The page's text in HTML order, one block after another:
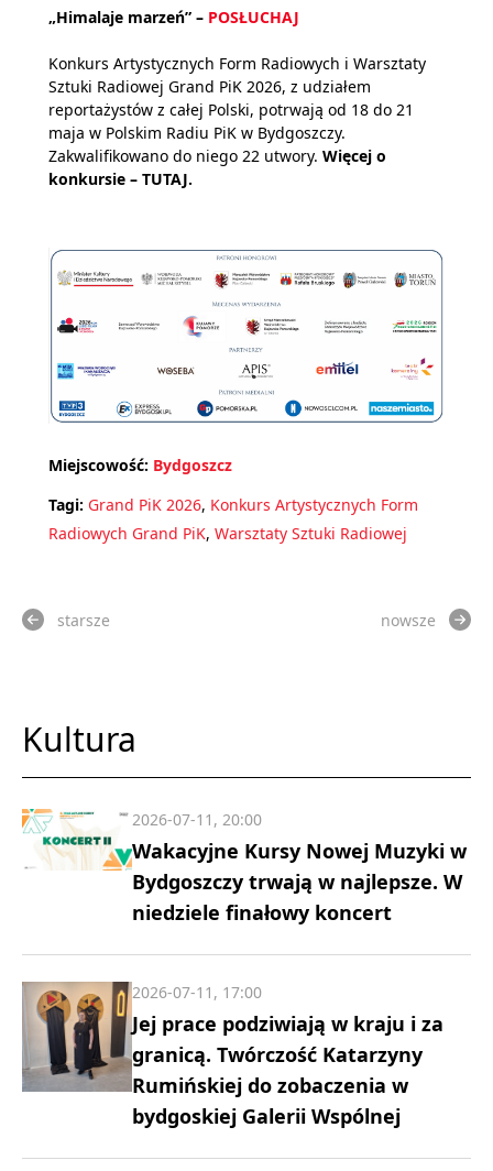
„Himalaje marzeń” – POSŁUCHAJ
Konkurs Artystycznych Form Radiowych i Warsztaty
Sztuki Radiowej Grand PiK 2026, z udziałem
reportażystów z całej Polski, potrwają od 18 do 21
maja w Polskim Radiu PiK w Bydgoszczy.
Zakwalifikowano do niego 22 utwory. Więcej o
konkursie – TUTAJ.
Miejscowość: Bydgoszcz
Tagi: Grand PiK 2026, Konkurs Artystycznych Form
Radiowych Grand PiK, Warsztaty Sztuki Radiowej
starsze nowsze
Kultura
Wakacyjne Kursy Nowej Muzyki w
Bydgoszczy trwają w najlepsze. W
niedziele finałowy koncert
2026-07-11, 20:00
Jej prace podziwiają w kraju i za
granicą. Twórczość Katarzyny
Rumińskiej do zobaczenia w
bydgoskiej Galerii Wspólnej
2026-07-11, 17:00